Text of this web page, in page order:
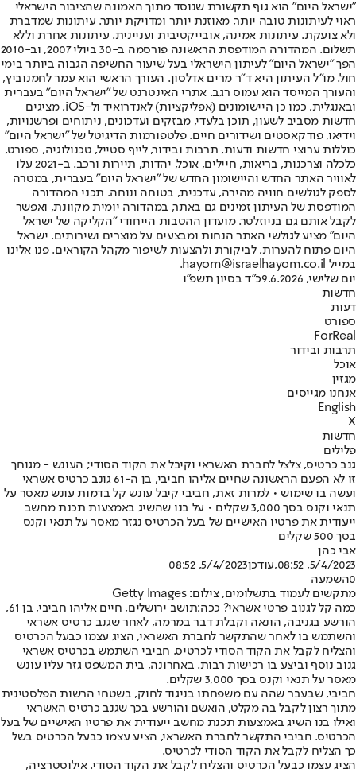
"ישראל היום" הוא גוף תקשורת שנוסד מתוך האמונה שהציבור הישראלי
ראוי לעיתונות טובה יותר, מאוזנת יותר ומדויקת יותר. עיתונות שמדברת
ולא צועקת. עיתונות אמינה, אובייקטיבית ועניינית. עיתונות אחרת וללא
תשלום. המהדורה המודפסת הראשונה פורסמה ב-30 ביולי 2007, וב-2010
הפך "ישראל היום" לעיתון הישראלי בעל שיעור החשיפה הגבוה ביותר בימי
חול. מו"ל העיתון היא ד"ר מרים אדלסון. העורך הראשי הוא עמר לחמנוביץ,
והעורך המייסד הוא עמוס רגב. אתרי האינטרנט של "ישראל היום" בעברית
ובאנגלית, כמו כן היישומונים (אפליקציות) לאנדרואיד ול-iOS, מציגים
חדשות מסביב לשעון, תוכן בלעדי, מבזקים ועדכונים, ניתוחים ופרשנויות,
וידיאו, פודקאסטים ושידורים חיים. פלטפורמות הדיגיטל של "ישראל היום"
כוללות ערוצי חדשות ודעות, תרבות ובידור, לייף סטייל, טכנולוגיה, ספורט,
כלכלה וצרכנות, בריאות, חיילים, אוכל, יהדות, תיירות ורכב. ב-2021 עלו
לאוויר האתר החדש והיישומון החדש של "ישראל היום" בעברית, במטרה
לספק לגולשים חוויה מהירה, עדכנית, בטוחה ונוחה. תכני המהדורה
המודפסת של העיתון זמינים גם באתר, במהדורה יומית מקוונת, ואפשר
לקבל אותם גם בניוזלטר. מועדון ההטבות הייחודי "הקליקה של ישראל
היום" מציע לגולשי האתר הנחות ומבצעים על מוצרים ושירותים. ישראל
היום פתוח להערות, לביקורת ולהצעות לשיפור מקהל הקוראים. פנו אלינו
במייל hayom@israelhayom.co.il.
יום שלישי, 9.6.2026
כ"ד בסיון תשפ"ו
חדשות
דעות
ספורט
ForReal
תרבות ובידור
אוכל
מגזין
אנחנו מגייסים
English
X
חדשות
פלילים
גנב כרטיס, צלצל לחברת האשראי וקיבל את הקוד הסודי; העונש - מגוחך
זו לא הפעם הראשונה שחיים אליהו חביבי, בן ה-61 גונב כרטיס אשראי
ועשה בו שימוש • למרות זאת, חביבי קיבל עונש קל בדמות עונש מאסר על
תנאי וקנס בסך 3,000 שקלים • על בנו שהשיג באמצעות תכנת מחשב
ייעודית את פרטיו האישיים של בעל הכרטיס נגזר מאסר על תנאי וקנס
בסך 500 שקלים
אבי כהן
5/4/2023, 08:52
,עודכן5/4/2023, 08:52
0השמעה
מתקשים לעמוד בתשלומים, צילום: Getty Images
כמה קל לגנוב פרטי אשראי? ככה:
תושב ירושלים, חיים אליהו חביבי, בן 61,
הורשע בגניבה, הונאה וקבלת דבר במרמה, לאחר שגנב כרטיס אשראי
והשתמש בו לאחר שהתקשר לחברת האשראי, הציג עצמו כבעל הכרטיס
והצליח לקבל את הקוד הסודי לכרטיס. חביבי השתמש בכרטיס אשראי
גנוב נוסף וביצע בו רכישות רבות. באחרונה, בית המשפט גזר עליו עונש
מאסר על תנאי וקנס בסך 3,000 שקלים.
חביבי, שבעבר שהה עם משפחתו בניגוד לחוק, בשטחי הרשות הפלסטינית
מתוך רצון לקבל בה מקלט, הואשם והורשע בכך שגנב כרטיס האשראי
ואילו בנו השיג באמצעות תכנת מחשב ייעודית את פרטיו האישיים של בעל
הכרטיס. חביבי התקשר לחברת האשראי, הציע עצמו כבעל הכרטיס בשל
כך הצליח לקבל את הקוד הסודי לכרטיס.
הציג עצמו כבעל הכרטיס והצליח לקבל את הקוד הסודי. אילוסטרציה,